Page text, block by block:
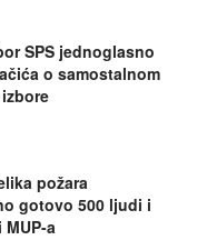
SPS jednoglasno
o samostalnom
požara
gotovo 500 ljudi i
a